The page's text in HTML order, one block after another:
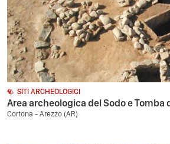
SITI ARCHEOLOGICI
Area archeologica del Sodo e Tomba
Cortona - Arezzo (AR)